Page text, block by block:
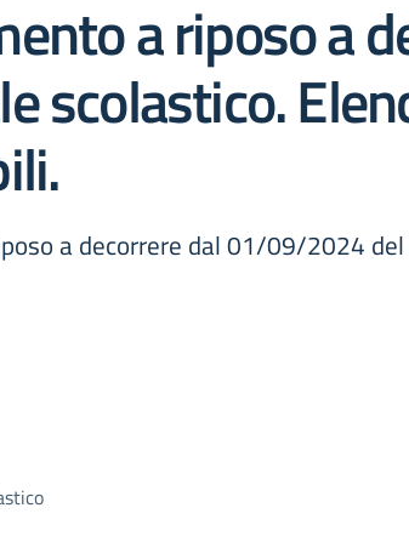
a riposo a
scolastico.
a decorrere dal 01/09/2024